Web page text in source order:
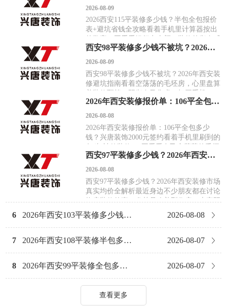
吐槽和求助帖更是铺天盖地。今天，我就结
合2026年最新的市场情况和业主实测数据，
把西安120平米房子的装修费用，从里到外
给你掰扯清楚。看完这篇，
2026-08-09
2026西安115平装修多少钱？半包全包报价
表+避坑省钱全攻略看着手机里计算器按出
瞬间被现实的焦虑冲淡。在西安，一套115
平的房子承载着一个家的梦想，但装修预算
天这篇干货，就是为你准备的装修“导航
仪”。我们不仅会拆解2026
西安98平装修多少钱不被坑？2026年西安装修避坑指南
2026-08-09
西安98平装修多少钱不被坑？2026年西安装
修避坑指南看着空荡荡的毛坯房，心里盘算
着装修预算，既兴奋又焦虑。打开手机一
搜，报价从几万到几十万都有，水太深，一
不小心就掉进坑里。今天这篇，就是为你准
的，直接上干货，把西安98平房子的真实装
修费用掰开揉碎讲清楚，更
2026年西安装修报价单：106平全包多少钱？兴唐装饰2000元签约
2026-08-08
2026年西安装修报价单：106平全包多少
钱？兴唐装饰2000元签约看着手机里刷到的
各种“神仙装修”，再看看自己空荡荡的毛坯
房，心里那本账算得比谁都清楚。装修的
坑，往往从你开始问“多少钱”那一刻，就已
独一无二很多人一上来就问：“西安装修一
平米多少钱？”这个问题
西安97平装修多少钱？2026年西安装修市场真实均价全解析
2026-08-08
西安97平装修多少钱？2026年西安装修市场
真实均价全解析最近身边不少朋友都在讨论
换房装修的事，尤其是改善型住房，大家既
想住得舒服，又怕预算超支踩坑。今天，我
就结合最新的市场情况和一线经验，为你彻
底拆解西安装修的价格密码。从刚需简装到
品质改善，从半包到全包，每一个环节的报
6 2026年西安103平装修多少钱？兴唐装饰解析半包全包真实报价 2026-08-08
7 2026年西安108平装修半包多少钱？江苏工人团队报价与避坑全攻略 2026-08-07
8 2026年西安99平装修全包多少钱？兴唐装饰零增项承诺，价格透明不踩坑 2026-08-07
2026年西安102平二手房装修多少钱？这份报价单看完再装不踩坑
查看更多